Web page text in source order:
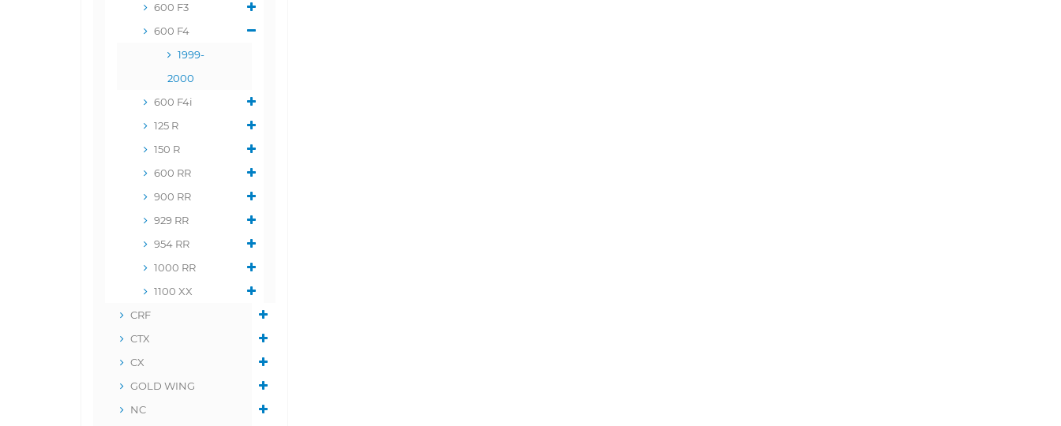
600 F3
600 F4
1999-
2000
600 F4i
125 R
150 R
600 RR
900 RR
929 RR
954 RR
1000 RR
1100 XX
CRF
CTX
CX
GOLD WING
NC